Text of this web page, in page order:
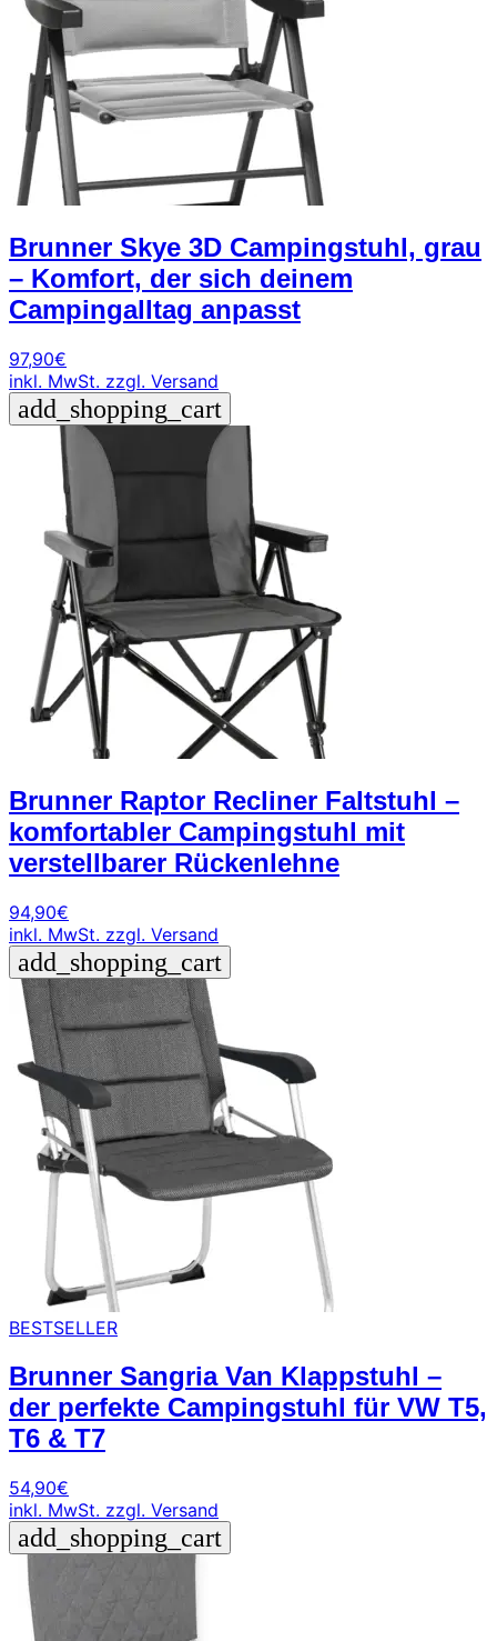
Brunner Skye 3D Campingstuhl, grau
– Komfort, der sich deinem
Campingalltag anpasst
97,90€
inkl. MwSt. zzgl. Versand
add_shopping_cart
Brunner Raptor Recliner Faltstuhl –
komfortabler Campingstuhl mit
verstellbarer Rückenlehne
94,90€
inkl. MwSt. zzgl. Versand
add_shopping_cart
BESTSELLER
Brunner Sangria Van Klappstuhl –
der perfekte Campingstuhl für VW T5,
T6 & T7
54,90€
inkl. MwSt. zzgl. Versand
add_shopping_cart